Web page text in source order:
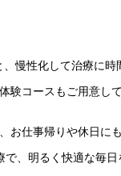
慢性化して治療に時
験コースもご用意し
仕事帰りや休日に
、明るく快適な毎日